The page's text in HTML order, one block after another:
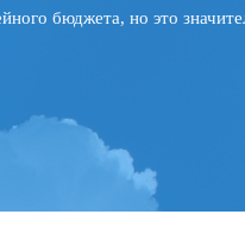
бюджета, но это